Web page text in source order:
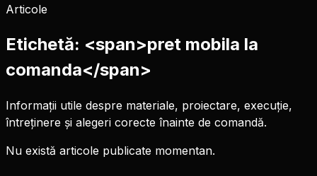
Articole
Etichetă: <span>pret mobila la
comanda</span>
Informații utile despre materiale, proiectare, execuție,
întreținere și alegeri corecte înainte de comandă.
Nu există articole publicate momentan.